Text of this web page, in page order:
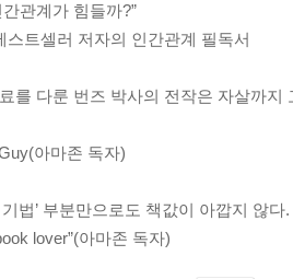
관계가 힘들까?”
스트셀러 저자의 인간관계 필독서
를 다룬 번즈 박사의 전작은 자살까
아마존 독자)
기법’ 부분만으로도 책값이 아깝지 않
lover”(아마존 독자)